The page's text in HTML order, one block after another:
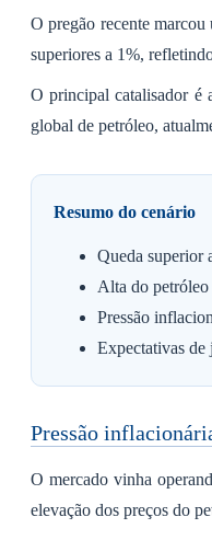
O pregão recente
superiores a 1%,
O principal catalisador é
global de petróleo,
Resumo do cenário
Queda superior
Alta do
Pressão
Expectativas de
Pressão
O mercado vinha
elevação dos preços do